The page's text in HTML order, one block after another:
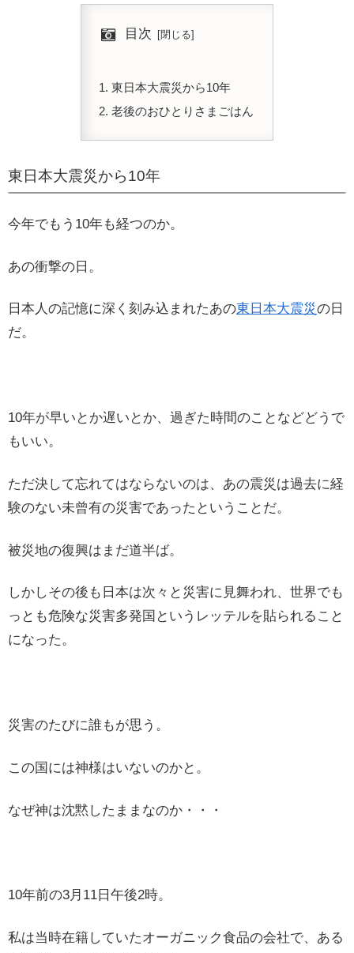
目次
東日本大震災から10年
老後のおひとりさまごはん
東日本大震災から10年
今年でもう10年も経つのか。
あの衝撃の日。
日本人の記憶に深く刻み込まれたあの東日本大震災の日
だ。
10年が早いとか遅いとか、過ぎた時間のことなどどうで
もいい。
ただ決して忘れてはならないのは、あの震災は過去に経
験のない未曾有の災害であったということだ。
被災地の復興はまだ道半ば。
しかしその後も日本は次々と災害に見舞われ、世界でも
っとも危険な災害多発国というレッテルを貼られること
になった。
災害のたびに誰もが思う。
この国には神様はいないのかと。
なぜ神は沈黙したままなのか・・・
10年前の3月11日午後2時。
私は当時在籍していたオーガニック食品の会社で、ある